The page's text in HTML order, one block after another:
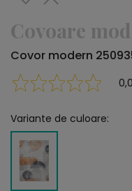
Covoare
Covor modern
Variante de culoare: